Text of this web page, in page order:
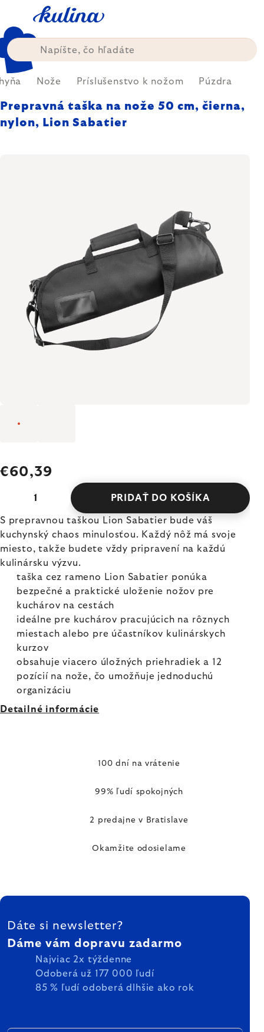
obsah
Nože Príslušenstvo k nožom Púzdra
Prepravná taška na nože 50 cm, čierna,
nylon, Lion Sabatier
€60,39
PRIDAŤ DO KOŠÍKA
S prepravnou taškou Lion Sabatier bude váš
kuchynský chaos minulosťou. Každý nôž má svoje
miesto, takže budete vždy pripravení na každú
kulinársku výzvu.
taška cez rameno Lion Sabatier ponúka
bezpečné a praktické uloženie nožov pre
kuchárov na cestách
ideálne pre kuchárov pracujúcich na rôznych
miestach alebo pre účastníkov kulinárskych
kurzov
obsahuje viacero úložných priehradiek a 12
pozícií na nože, čo umožňuje jednoduchú
organizáciu
Detailné informácie
100 dní na vrátenie
99% ľudí spokojných
2 predajne v Bratislave
Okamžite odosielame
ZÁPÄTIE
Dáte si newsletter?
Dáme vám dopravu zadarmo
Najviac 2x týždenne
Odoberá už 177 000 ľudí
85 % ľudí odoberá dlhšie ako rok